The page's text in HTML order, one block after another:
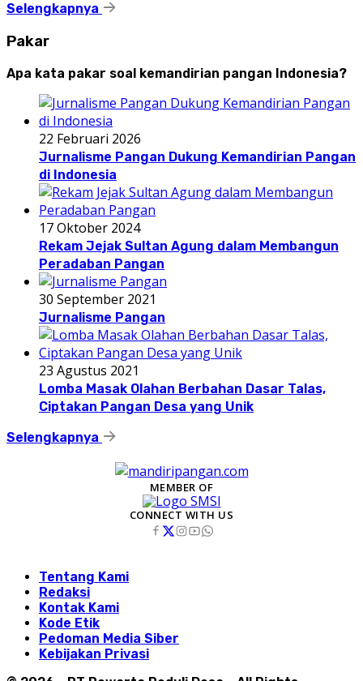
Selengkapnya
Pakar
Apa kata pakar soal kemandirian pangan Indonesia?
22 Februari 2026
Jurnalisme Pangan Dukung Kemandirian Pangan
di Indonesia
17 Oktober 2024
Rekam Jejak Sultan Agung dalam Membangun
Peradaban Pangan
30 September 2021
Jurnalisme Pangan
23 Agustus 2021
Lomba Masak Olahan Berbahan Dasar Talas,
Ciptakan Pangan Desa yang Unik
Selengkapnya
MEMBER OF
CONNECT WITH US
Tentang Kami
Redaksi
Kontak Kami
Kode Etik
Pedoman Media Siber
Kebijakan Privasi